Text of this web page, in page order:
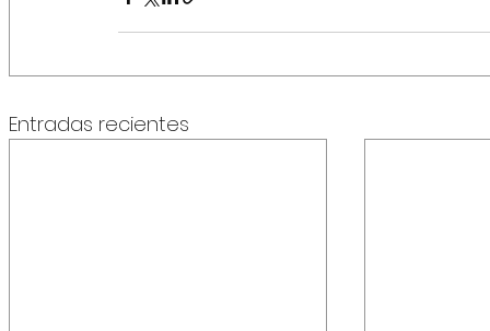
Entradas recientes